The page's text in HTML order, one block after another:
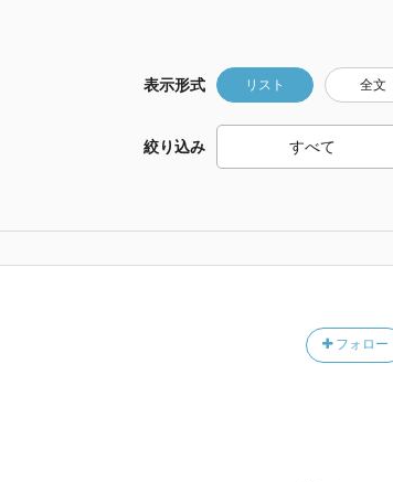
表示形式 リスト 全文
絞り込み
フォロー